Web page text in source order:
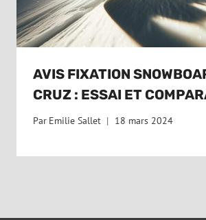
AVIS FIXATION
CRUZ : ESSAI ET
Par Emilie Sallet 18 mars 2024